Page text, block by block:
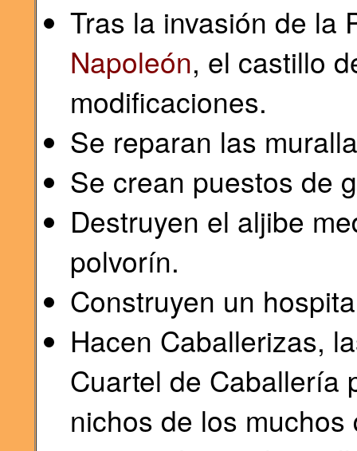
Tras la invasión de la
Napoleón, el castillo
modificaciones.
Se reparan las
Se crean puestos de
Destruyen el aljibe
polvorín.
Construyen un
Hacen Caballerizas,
Cuartel de Caballería
nichos de los